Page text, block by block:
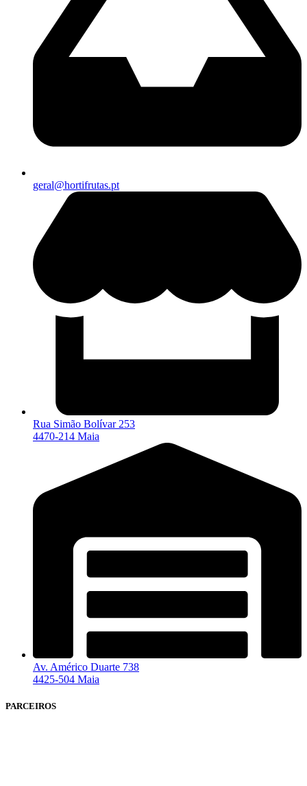
geral@hortifrutas.pt
Rua Simão Bolívar 253
4470-214 Maia
Av. Américo Duarte 738
4425-504 Maia
PARCEIROS